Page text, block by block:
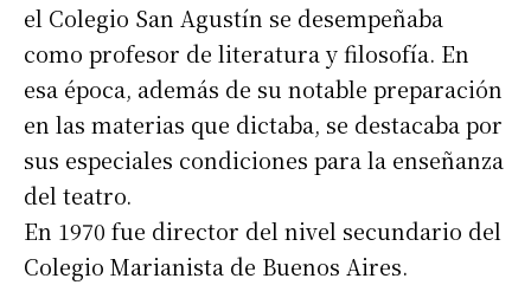
el Colegio San Agustín se desempeñaba
como profesor de literatura y filosofía. En
esa época, además de su notable preparación
en las materias que dictaba, se destacaba por
sus especiales condiciones para la enseñanza
del teatro.
En 1970 fue director del nivel secundario del
Colegio Marianista de Buenos Aires.